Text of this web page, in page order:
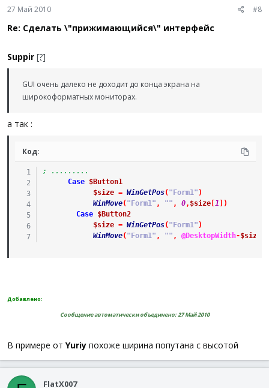
27 Май 2010 #8
Re: Сделать \"прижимающийся\" интерфейс
Suppir [?]
GUI очень далеко не доходит до конца экрана на
широкоформатных мониторах.
а так :
Код:
; .........
Case
$Button1
$size = WinGetPos( "Form1" )
WinMove( "Form1" , "" , 0, $size[ 1
)
Case
$Button2
$size = WinGetPos( "Form1" )
WinMove( "Form1" , "" , @DesktopWidth-$size
Добавлено:
Сообщение автоматически объединено:27 Май 2010
В примере от Yuriy похоже ширина попутана с высотой
FlatX007